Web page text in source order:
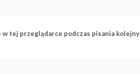
w tej przeglądarce podczas pisania